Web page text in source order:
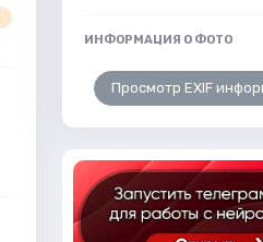
ИНФОРМАЦИЯ О ФОТО
Просмотр EXIF